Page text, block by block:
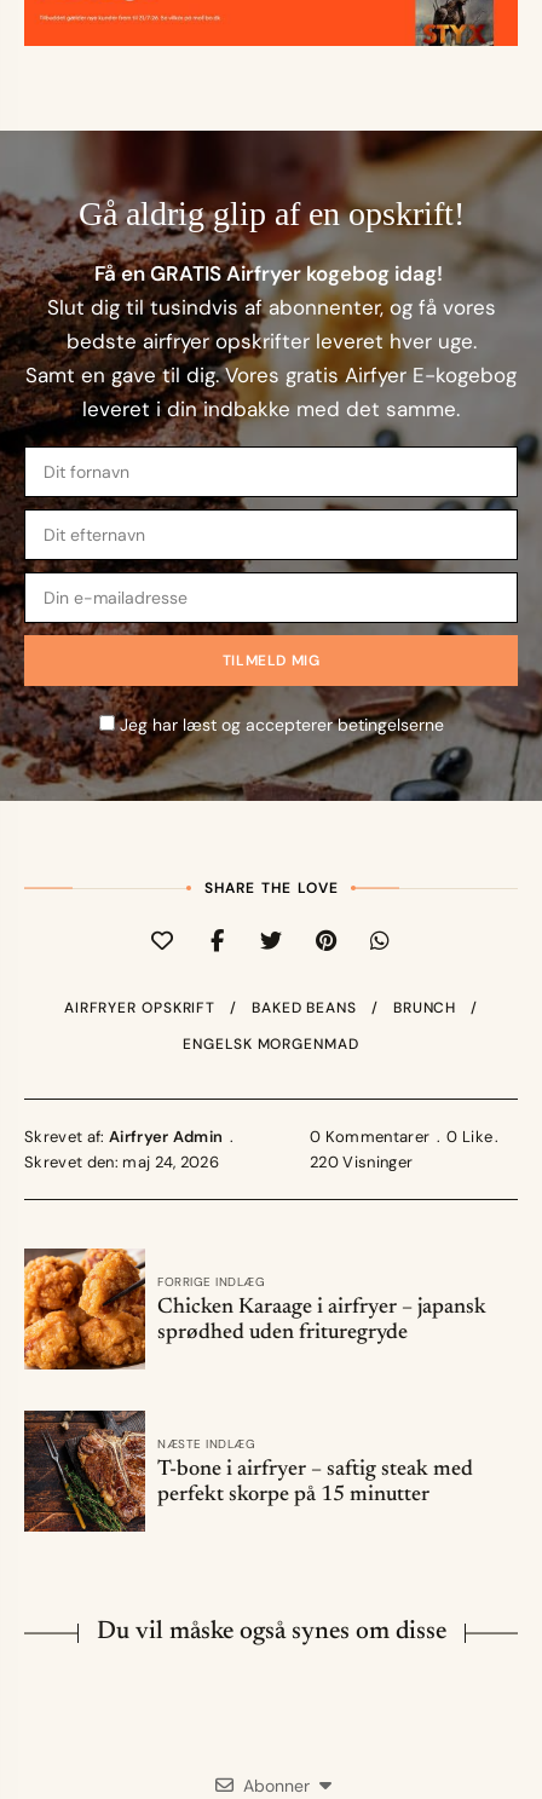
Gå aldrig glip af en opskrift!
Få en GRATIS Airfryer kogebog idag!
Slut dig til tusindvis af abonnenter, og få vores
bedste airfryer opskrifter leveret hver uge.
Samt en gave til dig. Vores gratis Airfyer E-kogebog
leveret i din indbakke med det samme.
Jeg har læst og accepterer betingelserne
SHARE THE LOVE
AIRFRYER OPSKRIFT BAKED BEANS
BRUNCH
ENGELSK MORGENMAD
Skrevet af: Airfryer Admin
Skrevet den: maj 24, 2026
0 Kommentarer 0 Like
220Visninger
FORRIGE INDLÆG
Chicken Karaage i airfryer – japansk
sprødhed uden frituregryde
NÆSTE INDLÆG
T-bone i airfryer – saftig steak med
perfekt skorpe på 15 minutter
Du vil måske også synes om disse
Abonner